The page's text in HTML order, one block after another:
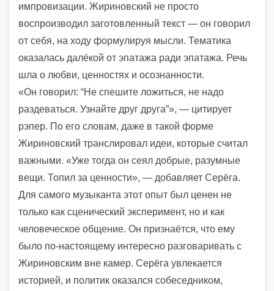
импровизации. Жириновский не просто
воспроизводил заготовленный текст — он говорил
от себя, на ходу формулируя мысли. Тематика
оказалась далёкой от эпатажа ради эпатажа. Речь
шла о любви, ценностях и осознанности.
«Он говорил: “Не спешите ложиться, не надо
раздеваться. Узнайте друг друга”», — цитирует
рэпер. По его словам, даже в такой форме
Жириновский транслировал идеи, которые считал
важными. «Уже тогда он сеял добрые, разумные
вещи. Топил за ценности», — добавляет Серёга.
Для самого музыканта этот опыт был ценен не
только как сценический эксперимент, но и как
человеческое общение. Он признаётся, что ему
было по-настоящему интересно разговаривать с
Жириновским вне камер. Серёга увлекается
историей, и политик оказался собеседником,